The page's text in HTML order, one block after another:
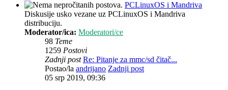
PCLinuxOS i Mandriva
Diskusije usko vezane uz PCLinuxOS i Mandriva
distribuciju.
Moderator/ica: Moderatori/ce
98 Teme
1259 Postovi
Zadnji post Re: Pitanje za mmc/sd čitač...
Postao/la andrijano Zadnji post
05 srp 2019, 09:36